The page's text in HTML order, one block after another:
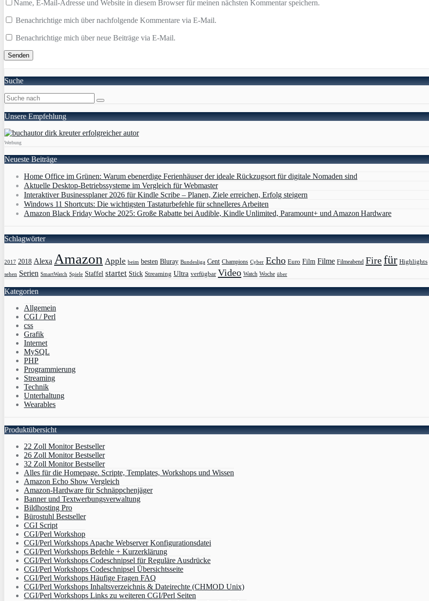
Name, E-Mail-Adresse und Website in diesem Browser für meinen nächsten Kommentar speichern.
Benachrichtige mich über nachfolgende Kommentare via E-Mail.
Benachrichtige mich über neue Beiträge via E-Mail.
Suche
Unsere Empfehlung
Werbung
Neueste Beiträge
Home Office im Grünen: Warum ebenerdige Ferienhäuser der ideale Rückzugsort für digitale Nomaden sind
Aktuelle Desktop-Betriebssysteme im Vergleich für Webmaster
Interaktiver Businessplaner 2026 für Kindle Scribe – Planen, Ziele erreichen, Erfolg steigern
Windows 11 Shortcuts: Die wichtigsten Tastaturbefehle für schnelleres Arbeiten
Amazon Black Friday Woche 2025: Große Rabatte bei Audible, Kindle Unlimited, Paramount+ und Amazon Hardware
Schlagwörter
2017 2018 Alexa Amazon Apple beim besten Bluray Bundesliga Cent Champions Cyber Echo Euro Film Filme Filmeabend Firefür Highlights
sehen Serien SmartWatch Spiele Staffel startet Stick Streaming Ultra verfügbar Video Watch Woche über
Kategorien
Allgemein
CGI / Perl
css
Grafik
Internet
MySQL
PHP
Programmierung
Streaming
Technik
Unterhaltung
Wearables
Produktübersicht
22 Zoll Monitor Bestseller
26 Zoll Monitor Bestseller
32 Zoll Monitor Bestseller
Alles für die Homepage. Scripte, Templates, Workshops und Wissen
Amazon Echo Show Vergleich
Amazon-Hardware für Schnäppchenjäger
Banner und Textwerbungsverwaltung
Bildhosting Pro
Bürostuhl Bestseller
CGI Script
CGI/Perl Workshop
CGI/Perl Workshops Apache Webserver Konfigurationsdatei
CGI/Perl Workshops Befehle + Kurzerklärung
CGI/Perl Workshops Codeschnipsel für Reguläre Ausdrücke
CGI/Perl Workshops Codeschnipsel Übersichtsseite
CGI/Perl Workshops Häufige Fragen FAQ
CGI/Perl Workshops Inhaltsverzeichnis & Dateirechte (CHMOD Unix)
CGI/Perl Workshops Links zu weiteren CGI/Perl Seiten